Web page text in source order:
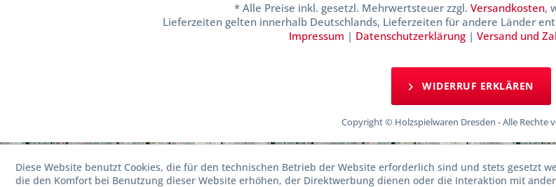
* Alle Preise inkl. gesetzl. Mehrwertsteuer zzgl. Versandkosten,
Lieferzeiten gelten innerhalb Deutschlands, Lieferzeiten für andere Länder
Impressum | Datenschutzerklärung| Versand und
WIDERRUF ERKLÄREN
Copyright © Holzspielwaren Dresden - Alle Rechte
Diese Website benutzt Cookies, die für den technischen Betrieb der Website erforderlich sind und stets gesetzt
die den Komfort bei Benutzung dieser Website erhöhen, der Direktwerbung dienen oder die Interaktion mit